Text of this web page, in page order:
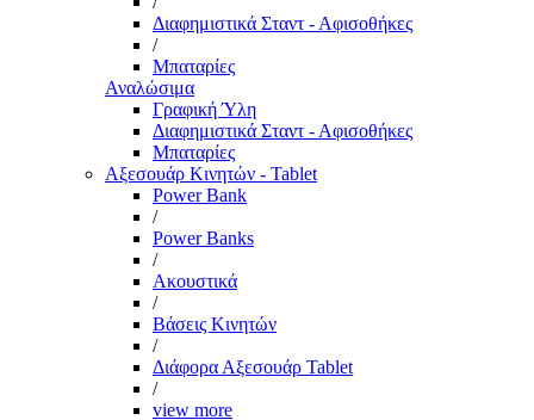
Διαφημιστικά Σταντ - Αφισοθήκες
/
Μπαταρίες
Αναλώσιμα
Γραφική Ύλη
Διαφημιστικά Σταντ - Αφισοθήκες
Μπαταρίες
Αξεσουάρ Κινητών - Tablet
Power Bank
/
Power Banks
/
Ακουστικά
/
Βάσεις Κινητών
/
Διάφορα Αξεσουάρ Tablet
/
view more